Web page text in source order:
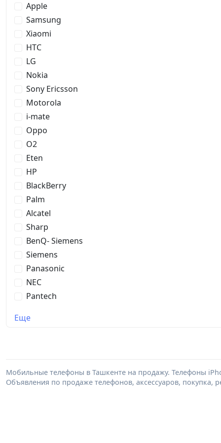
Apple
Samsung
Xiaomi
HTC
LG
Nokia
Sony Ericsson
Motorola
i-mate
Oppo
O2
Eten
HP
BlackBerry
Palm
Alcatel
Sharp
BenQ- Siemens
Siemens
Panasonic
NEC
Pantech
Еще
Мобильные телефоны в Ташкенте на продажу. Телефоны
Объявления по продаже телефонов, аксессуаров, покупка,